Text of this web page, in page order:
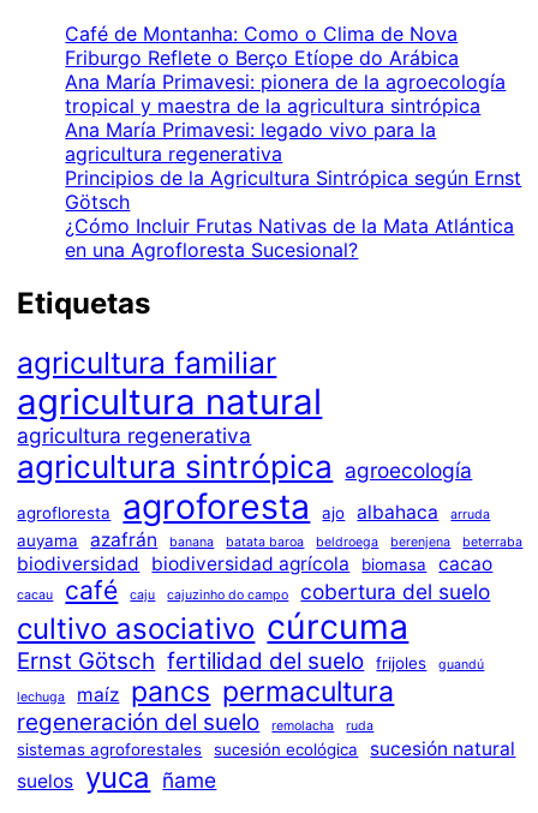
Café de Montanha: Como o Clima de Nova
Friburgo Reflete o Berço Etíope do Arábica
Ana María Primavesi: pionera de la agroecología
tropical y maestra de la agricultura sintrópica
Ana María Primavesi: legado vivo para la
agricultura regenerativa
Principios de la Agricultura Sintrópica según Ernst
Götsch
¿Cómo Incluir Frutas Nativas de la Mata Atlántica
en una Agrofloresta Sucesional?
Etiquetas
agricultura familiar
agricultura natural
agricultura regenerativa
agricultura sintrópica agroecología
agrofloresta agroforesta ajo albahaca arruda
auyama azafrán banana batata baroa beldroega berenjena beterraba
biodiversidad biodiversidad agrícola biomasa cacao
cacau café caju cajuzinho do campo cobertura del suelo
cultivo asociativo cúrcuma
Ernst Götsch fertilidad del suelo frijoles guandú
lechuga maíz pancs permacultura
regeneración del suelo remolacha ruda
sistemas agroforestales sucesión ecológica
sucesión natural
suelos yuca ñame